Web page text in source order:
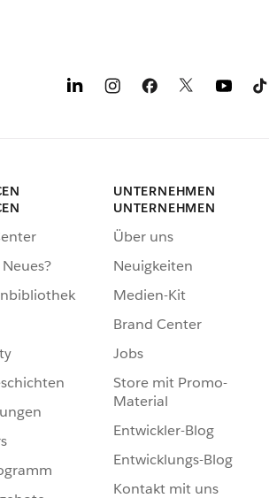
Neues?
UNTERNEHMEN
UNTERNEHMEN
Über uns
Neuigkeiten
Medien-Kit
Brand Center
Jobs
Store mit Promo-
Material
Entwickler-Blog
Entwicklungs-Blog
Kontakt mit uns